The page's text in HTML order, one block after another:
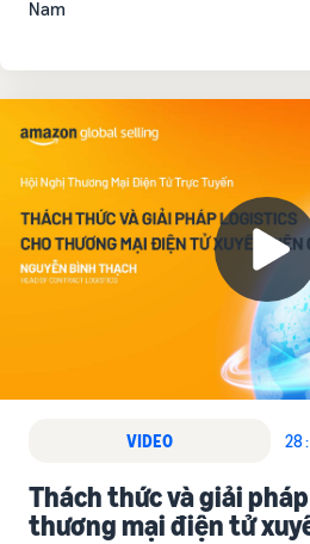
Nam
VIDEO 28
Thách thức và giải
thương mại điện tử